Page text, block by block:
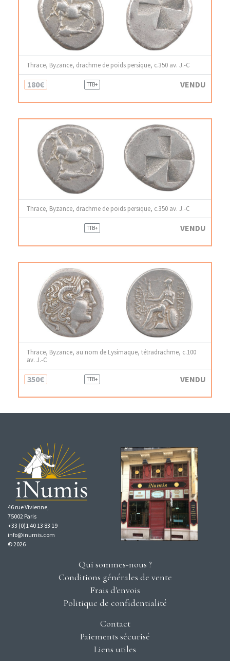
Thrace, Byzance, drachme de poids persique, c.350 av. J.-C
180€ TTB+ VENDU
Thrace, Byzance, drachme de poids persique, c.350 av. J.-C
TTB+ VENDU
Thrace, Byzance, au nom de Lysimaque, tétradrachme, c.100
av. J.-C
350€ TTB+ VENDU
46 rue Vivienne,
75002 Paris
+33 (0)1 40 13 83 19
info@inumis.com
© 2026
Qui sommes-nous ?
Conditions générales de vente
Frais d'envois
Politique de confidentialité
Contact
Paiements sécurisé
Liens utiles